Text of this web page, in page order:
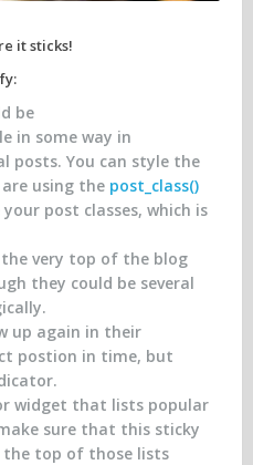
it sticks!
be
in some way in
posts. You can style the
using the post_class()
post classes, which is
very top of the blog
they could be several
up again in their
postion in time, but
widget that lists popular
sure that this sticky
top of those lists